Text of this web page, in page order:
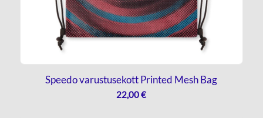
Speedo varustusekott Printed Mesh Bag
22,00€